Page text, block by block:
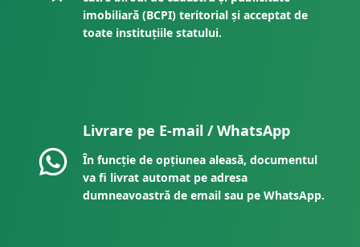
imobiliară (BCPI) teritorial și acceptat de
toate instituțiile statului.
Livrare pe E-mail / WhatsApp
În funcție de opțiunea aleasă, documentul
va fi livrat automat pe adresa
dumneavoastră de email sau pe WhatsApp.